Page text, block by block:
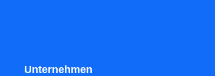
Unternehmen